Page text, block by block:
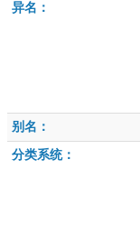
异名：
别名：
分类系统：